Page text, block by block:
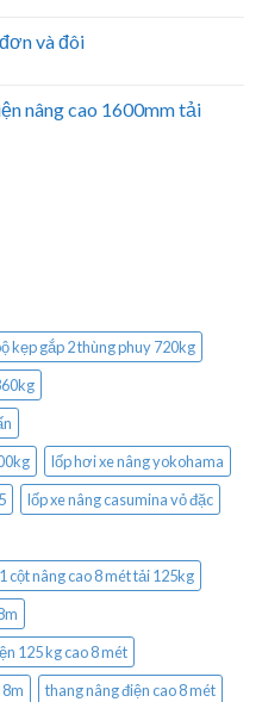
và đôi
nâng cao 1600mm tải
kẹp gắp 2 thùng phuy 720kg
lốp hơi xe nâng yokohama
lốp xe nâng casumina vỏ đặc
nâng cao 8 mét tải 125kg
125 kg cao 8 mét
thang nâng điện cao 8 mét